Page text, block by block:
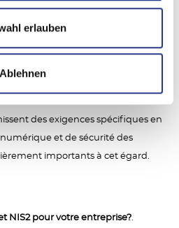
erlauben
Ablehnen
Grâce à une compréhension
réglementaire, nous vous
en toute sécurité à travers les
des exigences spécifiques en
et de sécurité des
importants à cet égard.
NIS2 pour votre entreprise?.